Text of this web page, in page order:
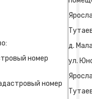
номер
номер
д.
ул.